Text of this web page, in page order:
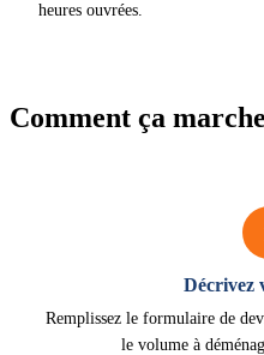
heures ouvrées.
Comment ça
Décrivez
Remplissez le formulaire de
le volume à